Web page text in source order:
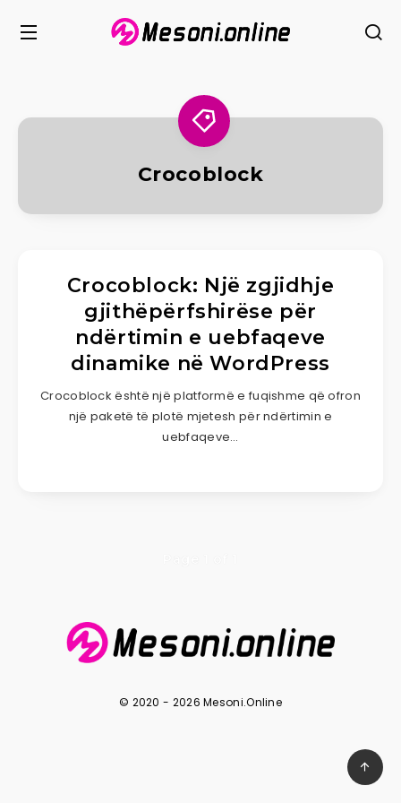
​Crocoblock
​Crocoblock: Një zgjidhje
gjithëpërfshirëse për
ndërtimin e uebfaqeve
dinamike në WordPress
Crocoblock është një platformë e fuqishme që ofron
një paketë të plotë mjetesh për ndërtimin e
uebfaqeve…
© 2020 - 2026 Mesoni.Online